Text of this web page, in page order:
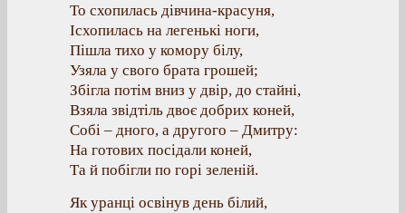
То схопилась дівчина-красуня,
Ісхопилась на легенькі ноги,
Пішла тихо у комору білу,
Узяла у свого брата грошей;
Збігла потім вниз у двір, до стайні,
Взяла звідтіль двоє добрих коней,
Собі – дного, а другого – Дмитру:
На готових посідали коней,
Та й побігли по горі зеленій.
Як yранці освiнув день білий,